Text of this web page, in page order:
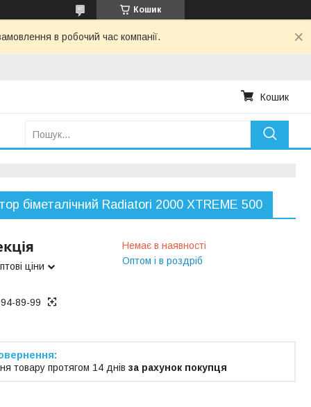
Кошик
в робочий час компанії.
Кошик
біметалічний Radiatori 2000 XTREME 500
ціни
Немає в наявності
Оптом і в роздріб
89-99
товару протягом 14 днів за рахунок покупця